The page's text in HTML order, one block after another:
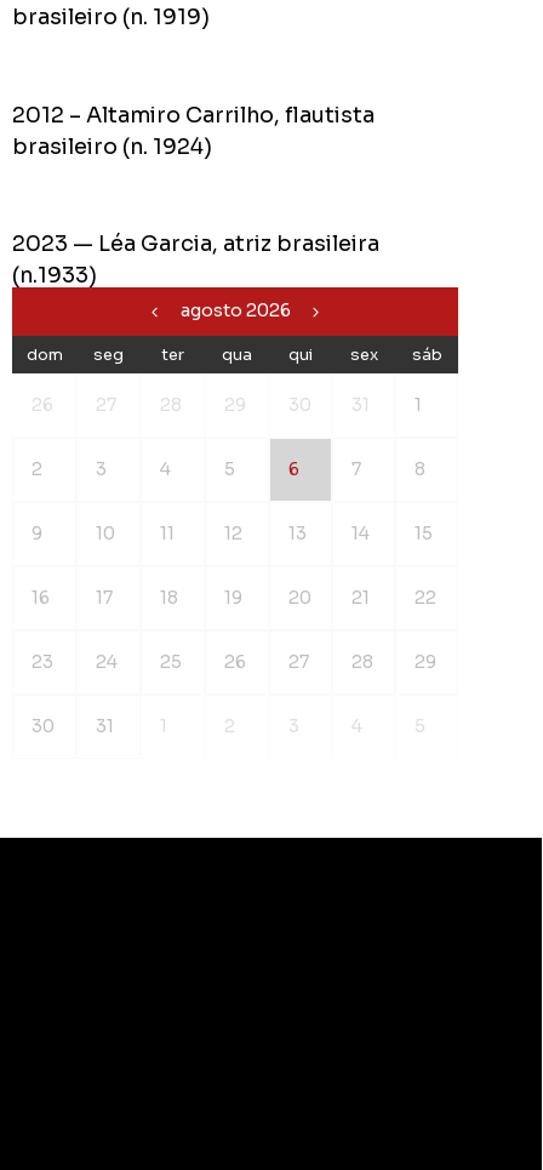
brasileiro (n. 1919)
2012 – Altamiro Carrilho, flautista
brasileiro (n. 1924)
2023 — Léa Garcia, atriz brasileira
(n.1933)
agosto 2026
dom seg ter qua qui sex sáb
26 27 28 29 30 31 1
2 3 4 5 6 7 8
9 10 11 12 13 14 15
16 17 18 19 20 21 22
23 24 25 26 27 28 29
30 31 1 2 3 4 5